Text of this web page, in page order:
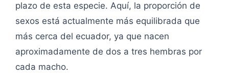
plazo de esta especie. Aquí, la proporción de
sexos está actualmente más equilibrada que
más cerca del ecuador, ya que nacen
aproximadamente de dos a tres hembras por
cada macho.